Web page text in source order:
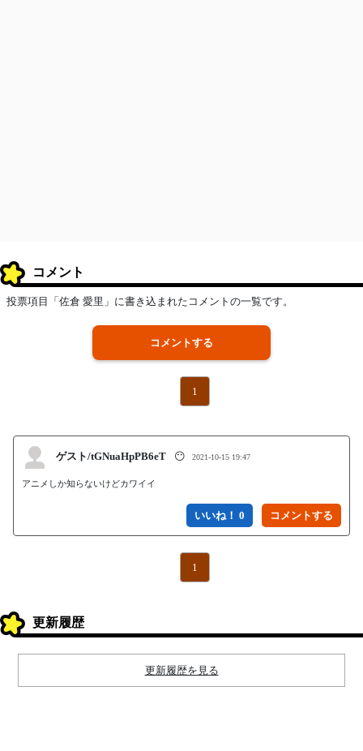
コメント
投票項目「佐倉 愛里」に書き込まれたコメントの一覧です。
コメントする
1
ゲスト/tGNuaHpPB6eT 😶 2021-10-15 19:47
アニメしか知らないけどカワイイ
いいね！ 0
1
更新履歴
更新履歴を見る